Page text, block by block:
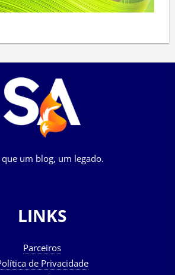
que um blog, um legado.
LINKS
Parceiros
de Privacidade